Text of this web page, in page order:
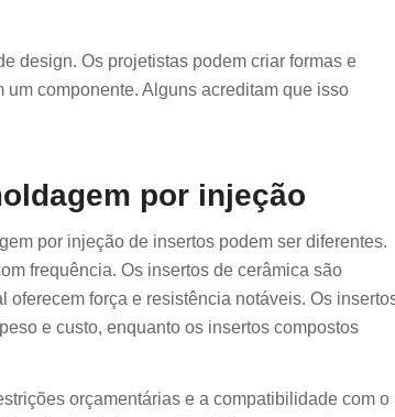
design. Os projetistas podem criar formas e
componente. Alguns acreditam que isso
por injeção
por injeção de insertos podem ser diferentes.
frequência. Os insertos de cerâmica são
oferecem força e resistência notáveis. Os
e custo, enquanto os insertos compostos
orçamentárias e a compatibilidade com o